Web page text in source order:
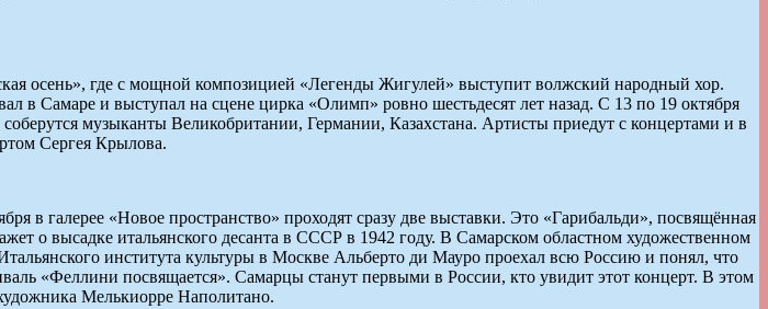
осень», где с мощной композицией «Легенды Жигулей» выступит волжский народный хор.
в Самаре и выступал на сцене цирка «Олимп» ровно шестьдесят лет назад. С 13 по 19 октября
музыканты Великобритании, Германии, Казахстана. Артисты приедут с концертами и в
Сергея Крылова.
в галерее «Новое пространство» проходят сразу две выставки. Это «Гарибальди», посвящённая
о высадке итальянского десанта в СССР в 1942 году. В Самарском областном художественном
института культуры в Москве Альберто ди Мауро проехал всю Россию и понял, что
«Феллини посвящается». Самарцы станут первыми в России, кто увидит этот концерт. В этом
Мелькиорре Наполитано.